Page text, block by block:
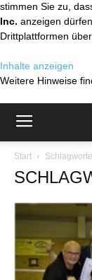
stimmen Sie zu,
Inc. anzeigen
Drittplattformen
Inhalte anzeigen
Weitere Hinweise
Start Schlagworte